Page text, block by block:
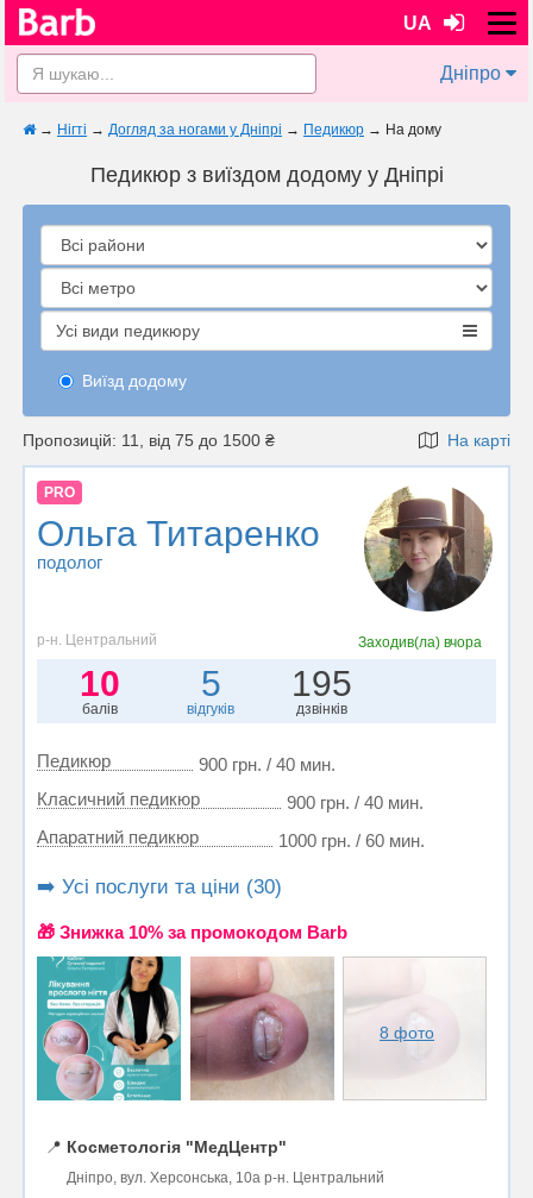
UA
Дніпро
→ Нігті → Догляд за ногами у Дніпрі → Педикюр → На дому
Педикюр з виїздом додому у Дніпрі
Усі види педикюру
Виїзд додому
Пропозицій: 11, від 75 до 1500 ₴ На карті
PRO
Ольга Титаренко
подолог
р-н. Центральний Заходив(ла) вчора
10
балів
5
відгуків
195
дзвінків
Педикюр
900 грн. / 40 мин.
Класичний педикюр
900 грн. / 40 мин.
Апаратний педикюр
1000 грн. / 60 мин.
➡️ Усі послуги та ціни (30)
🎁 Знижка 10% за промокодом Barb
8 фото
📍 Косметологія "МедЦентр"
Дніпро, вул. Херсонська, 10а р-н. Центральний